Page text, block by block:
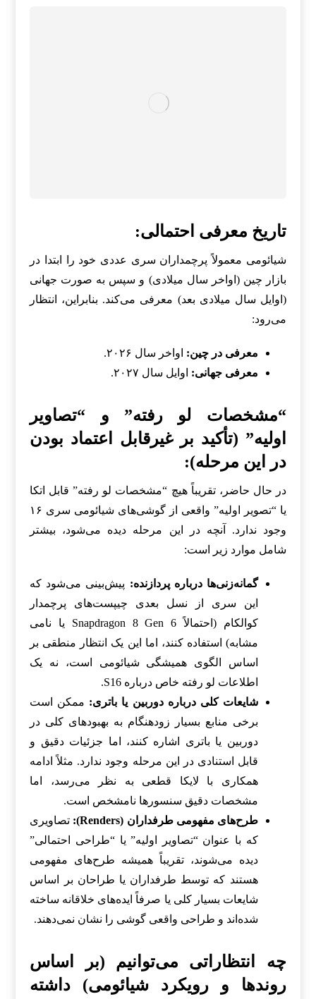
تاریخ معرفی احتمالی:
شیائومی معمولاً پرچمداران سری عددی خود را ابتدا در
بازار چین (اواخر سال میلادی) و سپس به صورت جهانی
(اوایل سال میلادی بعد) معرفی می‌کند. بنابراین، انتظار
می‌رود:
معرفی در چین: اواخر سال ۲۰۲۶.
معرفی جهانی: اوایل سال ۲۰۲۷.
“مشخصات لو رفته” و “تصاویر
اولیه” (تأکید بر غیرقابل اعتماد بودن
در این مرحله):
در حال حاضر، تقریباً هیچ “مشخصات لو رفته” قابل اتکا
یا “تصویر اولیه” واقعی از گوشی‌های شیائومی سری ۱۶
وجود ندارد. آنچه در این مرحله دیده می‌شود، بیشتر
شامل موارد زیر است:
گمانه‌زنی‌ها درباره پردازنده: پیش‌بینی می‌شود که
این سری از نسل بعدی چیپست‌های پرچمدار
کوالکام (احتمالاً Snapdragon 8 Gen 6 یا نامی
مشابه) استفاده کنند، اما این یک انتظار منطقی بر
اساس الگوی همیشگی شیائومی است، نه یک
اطلاعات لو رفته خاص درباره S16.
شایعات کلی درباره دوربین یا باتری: ممکن است
برخی منابع بسیار زودهنگام به بهبودهای کلی در
دوربین یا باتری اشاره کنند، اما جزئیات دقیق و
قابل استنادی در این مرحله وجود ندارد. مثلاً ادامه
همکاری با لایکا قطعی به نظر می‌رسد، اما
مشخصات دقیق سنسورها نامشخص است.
طرح‌های مفهومی طرفداران (Renders):
تصاویری
که با عنوان “تصاویر اولیه” یا “طراحی احتمالی”
دیده می‌شوند، تقریباً همیشه طرح‌های مفهومی
هستند که توسط طرفداران یا طراحان بر اساس
شایعات بسیار کلی یا صرفاً ایده‌های خلاقانه ساخته
شده‌اند و طراحی واقعی گوشی را نشان نمی‌دهند.
چه انتظاراتی می‌توانیم (بر اساس
روندها و رویکرد شیائومی) داشته